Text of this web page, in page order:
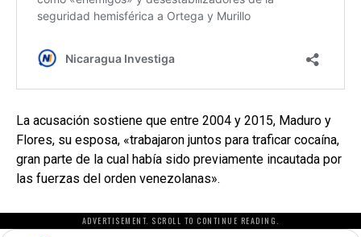
La acusación sostiene que entre 2004 y 2015, Maduro y
Flores, su esposa, «trabajaron juntos para traficar cocaína,
gran parte de la cual había sido previamente incautada por
las fuerzas del orden venezolanas».
ADVERTISEMENT. SCROLL TO CONTINUE READING.